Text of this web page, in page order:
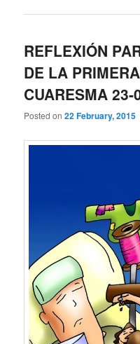
REFLEXIÓN
DE LA
CUARESMA 23-
Posted on22 February, 2015